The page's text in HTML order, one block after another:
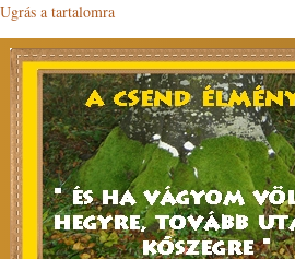
Ugrás a tartalomra